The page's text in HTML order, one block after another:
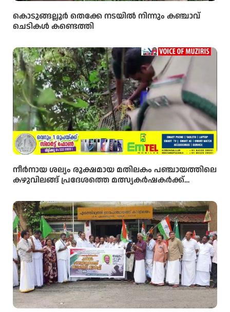
കൊടുങ്ങല്ലൂർ തെക്കേ നടയിൽ നിന്നും കഞ്ചാവ്
ചെടികൾ കണ്ടെത്തി
നീർനായ ശല്യം രൂക്ഷമായ മതിലകം പഞ്ചായത്തിലെ
കഴുവിലങ്ങ് പ്രദേശത്തെ മത്സ്യകർഷകർക്ക്
സ്ഥാപിച്ചു.